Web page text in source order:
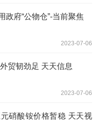
政府“公物仓”-当前聚焦
2023-07-06
贸韧劲足 天天信息
2023-07-06
硝酸铵价格暂稳 天天视